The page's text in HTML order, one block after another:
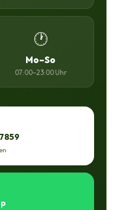
🕐
Mo–So
07:00–23:00 Uhr